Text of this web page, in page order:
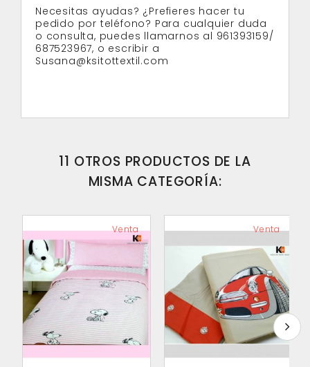
Necesitas ayudas? ¿Prefieres hacer tu
pedido por teléfono? Para cualquier duda
o consulta, puedes llamarnos al 961393159/
687523967, o escribir a
Susana@ksitottextil.com
11 OTROS PRODUCTOS DE LA
MISMA CATEGORÍA:
Venta Venta